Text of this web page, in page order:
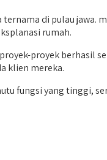
di pulau
rumah.
proyek
klien mereka.
fungsi yang tinggi,